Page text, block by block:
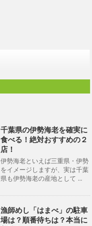
千葉県の伊勢海老を確実に
食べる！絶対おすすめの２
店！
伊勢海老といえば三重県・伊勢
をイメージしますが、実は千葉
県も伊勢海老の産地として ...
漁師めし「はまべ」の駐車
場は？順番待ちは？本当に